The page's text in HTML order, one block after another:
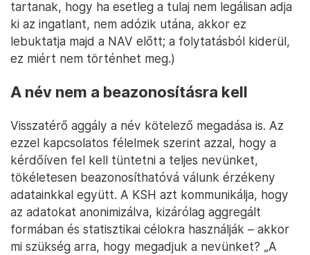
tartanak, hogy ha esetleg a tulaj nem legálisan adja
ki az ingatlant, nem adózik utána, akkor ez
lebuktatja majd a NAV előtt; a folytatásból kiderül,
ez miért nem történhet meg.)
A név nem a beazonosításra kell
Visszatérő aggály a név kötelező megadása is. Az
ezzel kapcsolatos félelmek szerint azzal, hogy a
kérdőíven fel kell tüntetni a teljes nevünket,
tökéletesen beazonosíthatóvá válunk érzékeny
adatainkkal együtt. A KSH azt kommunikálja, hogy
az adatokat anonimizálva, kizárólag aggregált
formában és statisztikai célokra használják – akkor
mi szükség arra, hogy megadjuk a nevünket? „A